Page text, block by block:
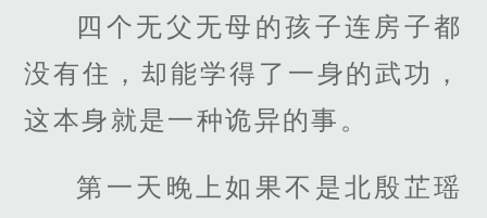
四个无父无母的孩子连房子都
没有住，却能学得了一身的武功，
这本身就是一种诡异的事。
第一天晚上如果不是北殷芷瑶